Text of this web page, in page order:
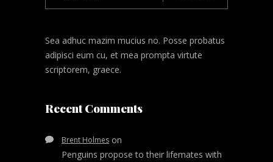
Sea adhuc mazim mucius no. Posse probatus
adipisci eum cu, et mea prompta virtute
scriptorem, graece.
Recent Comments
Brent Holmes on
Penguins propose to their lifemates with